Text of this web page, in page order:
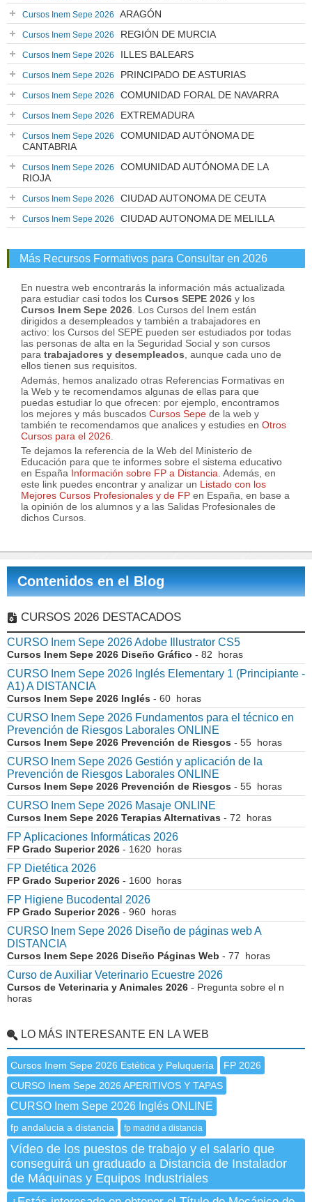
Cursos Inem Sepe 2026 ARAGÓN
Cursos Inem Sepe 2026 REGIÓN DE MURCIA
Cursos Inem Sepe 2026 ILLES BALEARS
Cursos Inem Sepe 2026 PRINCIPADO DE ASTURIAS
Cursos Inem Sepe 2026 COMUNIDAD FORAL DE NAVARRA
Cursos Inem Sepe 2026 EXTREMADURA
Cursos Inem Sepe 2026
COMUNIDAD AUTÓNOMA DE
CANTABRIA
Cursos Inem Sepe 2026
COMUNIDAD AUTÓNOMA DE LA
RIOJA
Cursos Inem Sepe 2026 CIUDAD AUTONOMA DE CEUTA
Cursos Inem Sepe 2026 CIUDAD AUTONOMA DE MELILLA
Más Recursos Formativos para Consultar en 2026
En nuestra web encontrarás la información más actualizada
para estudiar casi todos los Cursos SEPE 2026 y los
Cursos Inem Sepe 2026 . Los Cursos del Inem están
dirigidos a desempleados y también a trabajadores en
activo: los Cursos del SEPE pueden ser estudiados por todas
las personas de alta en la Seguridad Social y son cursos
para trabajadores y desempleados , aunque cada uno de
ellos tienen sus requisitos.
Además, hemos analizado otras Referencias Formativas en
la Web y te recomendamos algunas de ellas para que
puedas estudiar lo que ofrecen: por ejemplo, encontramos
los mejores y más buscados Cursos Sepe de la web y
también te recomendamos que analices y estudies en Otros
Cursos para el 2026
Te dejamos la referencia de la Web del Ministerio de
Educación para que te informes sobre el sistema educativo
en España Información sobre FP a Distancia . Además, en
este link puedes encontrar y analizar un Listado con los
Mejores Cursos Profesionales y de FP en España, en base a
la opinión de los alumnos y a las Salidas Profesionales de
dichos Cursos.
Contenidos en el Blog
CURSOS 2026 DESTACADOS
CURSO Inem Sepe 2026 Adobe Illustrator CS5
Cursos Inem Sepe 2026 Diseño Gráfico - 82 horas
CURSO Inem Sepe 2026 Inglés Elementary 1 (Principiante -
A1) A DISTANCIA
Cursos Inem Sepe 2026 Inglés - 60 horas
CURSO Inem Sepe 2026 Fundamentos para el técnico en
Prevención de Riesgos Laborales ONLINE
Cursos Inem Sepe 2026 Prevención de Riesgos - 55 horas
CURSO Inem Sepe 2026 Gestión y aplicación de la
Prevención de Riesgos Laborales ONLINE
Cursos Inem Sepe 2026 Prevención de Riesgos - 55 horas
CURSO Inem Sepe 2026 Masaje ONLINE
Cursos Inem Sepe 2026 Terapias Alternativas - 72 horas
FP Aplicaciones Informáticas 2026
FP Grado Superior 2026 - 1620 horas
FP Dietética 2026
FP Grado Superior 2026 - 1600 horas
FP Higiene Bucodental 2026
FP Grado Superior 2026 - 960 horas
CURSO Inem Sepe 2026 Diseño de páginas web A
DISTANCIA
Cursos Inem Sepe 2026 Diseño Páginas Web - 77 horas
Curso de Auxiliar Veterinario Ecuestre 2026
Cursos de Veterinaria y Animales 2026 - Pregunta sobre el n
horas
LO MÁS INTERESANTE EN LA WEB
Cursos Inem Sepe 2026 Estética y Peluquería
FP 2026
CURSO Inem Sepe 2026 APERITIVOS Y TAPAS
CURSO Inem Sepe 2026 Inglés ONLINE
fp andalucia a distancia fp madrid a distancia
Vídeo de los puestos de trabajo y el salario que
conseguirá un graduado a Distancia de Instalador
de Máquinas y Equipos Industriales